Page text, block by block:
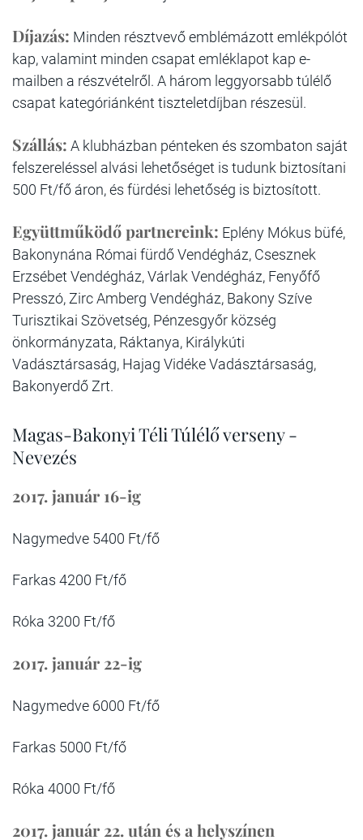
Díjazás: Minden résztvevő emblémázott emlékpólót
kap, valamint minden csapat emléklapot kap e-
mailben a részvételről. A három leggyorsabb túlélő
csapat kategóriánként tiszteletdíjban részesül.
Szállás: A klubházban pénteken és szombaton saját
felszereléssel alvási lehetőséget is tudunk biztosítani
500 Ft/fő áron, és fürdési lehetőség is biztosított.
Együttműködő partnereink: Eplény Mókus büfé,
Bakonynána Római fürdő Vendégház, Csesznek
Erzsébet Vendégház, Várlak Vendégház, Fenyőfő
Presszó, Zirc Amberg Vendégház, Bakony Szíve
Turisztikai Szövetség, Pénzesgyőr község
önkormányzata, Ráktanya, Királykúti
Vadásztársaság, Hajag Vidéke Vadásztársaság,
Bakonyerdő Zrt.
Magas-Bakonyi Téli Túlélő verseny -
Nevezés
2017. január 16-ig
Nagymedve 5400 Ft/fő
Farkas 4200 Ft/fő
Róka 3200 Ft/fő
2017. január 22-ig
Nagymedve 6000 Ft/fő
Farkas 5000 Ft/fő
Róka 4000 Ft/fő
2017. január 22. után és a helyszínen